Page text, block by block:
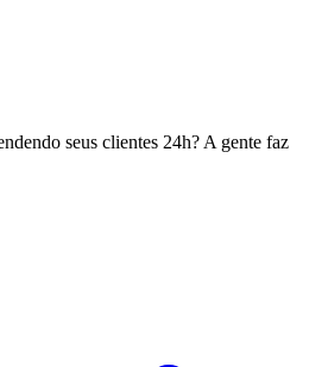
seus clientes 24h? A gente faz